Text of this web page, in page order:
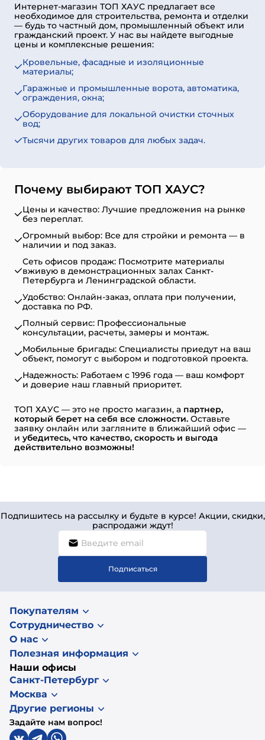
Интернет-магазин ТОП ХАУС предлагает все
необходимое для строительства, ремонта и отделки
— будь то частный дом, промышленный объект или
гражданский проект. У нас вы найдете выгодные
цены и комплексные решения:
Кровельные, фасадные и изоляционные
материалы;
Гаражные и промышленные ворота, автоматика,
ограждения, окна;
Оборудование для локальной очистки сточных
вод;
Тысячи других товаров для любых задач.
Почему выбирают ТОП ХАУС?
Цены и качество: Лучшие предложения на рынке
без переплат.
Огромный выбор: Все для стройки и ремонта — в
наличии и под заказ.
Сеть офисов продаж: Посмотрите материалы
вживую в демонстрационных залах Санкт-
Петербурга и Ленинградской области.
Удобство: Онлайн-заказ, оплата при получении,
доставка по РФ.
Полный сервис: Профессиональные
консультации, расчеты, замеры и монтаж.
Мобильные бригады: Специалисты приедут на ваш
объект, помогут с выбором и подготовкой проекта.
Надежность: Работаем с 1996 года — ваш комфорт
и доверие наш главный приоритет.
ТОП ХАУС — это не просто магазин, а партнер,
который берет на себя все сложности. Оставьте
заявку онлайн или загляните в ближайший офис —
и убедитесь, что качество, скорость и выгода
действительно возможны!
Подпишитесь на рассылку и будьте в курсе! Акции, скидки,
распродажи ждут!
Подписаться
Покупателям
Сотрудничество
О нас
Полезная информация
Наши офисы
Санкт-Петербург
Москва
Другие регионы
Задайте нам вопрос!